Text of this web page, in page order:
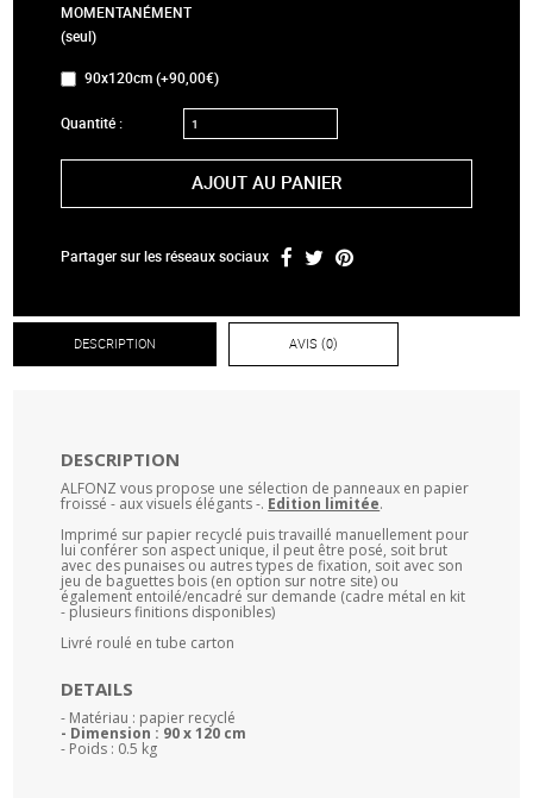
MOMENTANÉMENT
(seul)
90x120cm (+90,00€)
Quantité :
AJOUT AU PANIER
Partager sur les réseaux sociaux
DESCRIPTION AVIS (0)
DESCRIPTION
ALFONZ vous propose une sélection de panneaux en papier
froissé - aux visuels élégants -. Edition limitée.
Imprimé sur papier recyclé puis travaillé manuellement pour
lui conférer son aspect unique, il peut être posé, soit brut
avec des punaises ou autres types de fixation, soit avec son
jeu de baguettes bois (en option sur notre site) ou
également entoilé/encadré sur demande (cadre métal en kit
- plusieurs finitions disponibles)
Livré roulé en tube carton
DETAILS
- Matériau : papier recyclé
- Dimension : 90 x 120 cm
- Poids : 0.5 kg